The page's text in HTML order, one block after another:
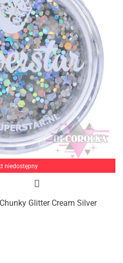
niedostępny
Glitter Cream Silver